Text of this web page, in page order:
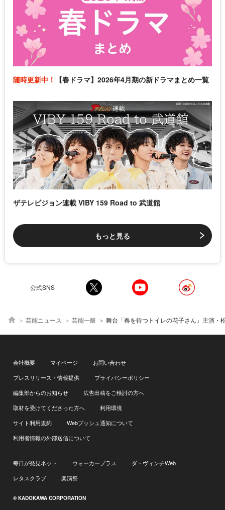
随時更新中！ 【春ドラマ】2026年4月期の新ドラマまとめ一覧
ザテレビジョン連載 VIBY 159 Road to 武道館
もっと見る
公式SNS
芸能ニュース 芸能一般 舞台「春を待つトイレの花子さん」主演・松山まみ「感情が高ぶったところを見て
会社概要 マイページ
お問い合わせ
プレスリリース・情報提供
プライバシーポリシー
編集部からのお知らせ
広告出稿をご検討の方へ
取材を受けてくださった方へ
利用環境
サイト利用規約
Webプッシュ通知について
利用者情報の外部送信について
毎日が発見ネット ウォーカープラス
ダ・ヴィンチWeb
レタスクラブ
楽演祭
© KADOKAWA CORPORATION